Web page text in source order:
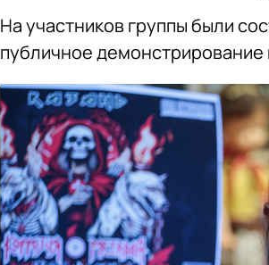
На участников группы были
публичное демонстрирование